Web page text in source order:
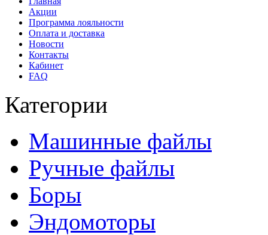
Акции
Программа лояльности
Оплата и доставка
Новости
Контакты
Кабинет
FAQ
Категории
Машинные файлы
Ручные файлы
Боры
Эндомоторы